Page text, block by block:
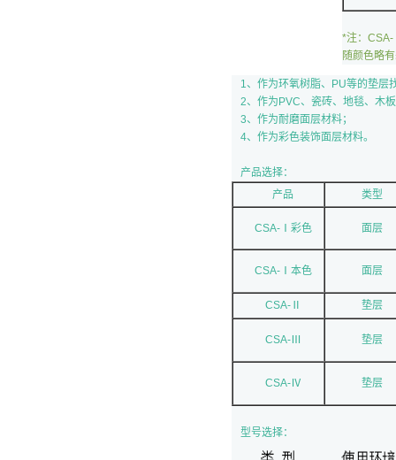
*注：
随颜色略
1、作为环氧树脂、PU等的垫层
2、作为PVC、瓷砖、地毯、木
3、作为耐磨面层材料；
4、作为彩色装饰面层材料。
产品选择：
产品
类型
CSA-Ⅰ彩色 面层
CSA-Ⅰ本色 面层
CSA-Ⅱ 垫层
CSA-Ⅲ 垫层
CSA-Ⅳ 垫层
型号选择：